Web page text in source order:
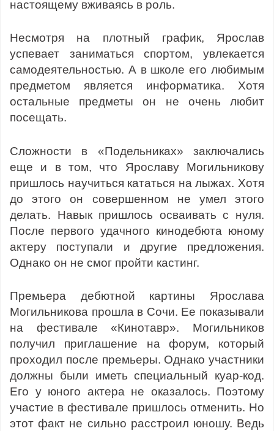
настоящему вживаясь в роль.
Несмотря на плотный график, Ярослав
успевает заниматься спортом, увлекается
самодеятельностью. А в школе его любимым
предметом является информатика. Хотя
остальные предметы он не очень любит
посещать.
Сложности в «Подельниках» заключались
еще и в том, что Ярославу Могильникову
пришлось научиться кататься на лыжах. Хотя
до этого он совершенном не умел этого
делать. Навык пришлось осваивать с нуля.
После первого удачного кинодебюта юному
актеру поступали и другие предложения.
Однако он не смог пройти кастинг.
Премьера дебютной картины Ярослава
Могильникова прошла в Сочи. Ее показывали
на фестивале «Кинотавр». Могильников
получил приглашение на форум, который
проходил после премьеры. Однако участники
должны были иметь специальный куар-код.
Его у юного актера не оказалось. Поэтому
участие в фестивале пришлось отменить. Но
этот факт не сильно расстроил юношу. Ведь